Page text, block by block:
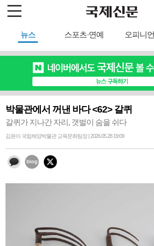
뉴스 스포츠·연예 오피니언
박물관에서 꺼낸 바다 <62> 갈퀴
갈퀴가 지나간 자리, 갯벌이 숨을 쉬다
김윤아 국립해양박물관 교육문화팀장 | 2026.05.28 19:09